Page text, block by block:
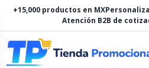
contenido
+15,000 productos en MX
Atención B2B de